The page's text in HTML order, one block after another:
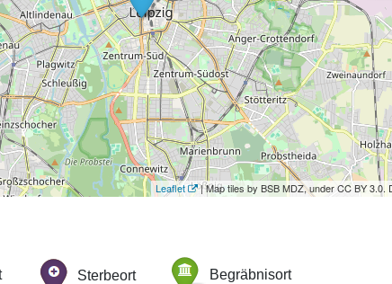
Leaflet | Map tiles by BSB MDZ, under CC BY 3.0.
Sterbeort Begräbnisort